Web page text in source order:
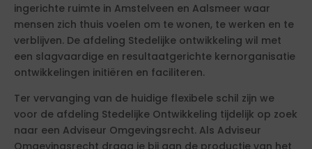
ingerichte ruimte in Amstelveen en Aalsmeer waar
mensen zich thuis voelen om te wonen, te werken en te
verblijven. De afdeling Stedelijke ontwikkeling wil met
een slagvaardige en resultaatgerichte kernorganisatie
ontwikkelingen initiëren en faciliteren.
Ter vervanging van de huidige flexibele schil zijn we
voor de afdeling Stedelijke Ontwikkeling tijdelijk op zoek
naar een Adviseur Omgevingsrecht. Als Adviseur
Omgevingsrecht draag je bij aan de productie van het